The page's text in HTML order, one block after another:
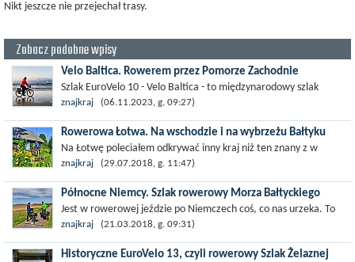
Nikt jeszcze nie przejechał trasy.
Zobacz podobne wpisy
Velo Baltica. Rowerem przez Pomorze Zachodnie
Szlak EuroVelo 10 - Velo Baltica - to międzynarodowy szlak
rowerowy biegnący wzdłuż wybrzeża Morza Bałtyckiego, a
jednym z dwóch...
znajkraj (06.11.2023, g. 09:27)
Rowerowa Łotwa. Na wschodzie i na wybrzeżu Bałtyku
Na Łotwę poleciałem odkrywać inny kraj niż ten znany z w
Polsce z powodu dawnych postkomunistycznych stereotypów.
Dzisiaj Łotwa ma...
znajkraj (29.07.2018, g. 11:47)
Północne Niemcy. Szlak rowerowy Morza Bałtyckiego
Jest w rowerowej jeździe po Niemczech coś, co nas urzeka. To
poczucie harmonii, które trafia dokładnie w nasze charaktery i
rowerowe...
znajkraj (21.03.2018, g. 09:31)
Historyczne EuroVelo 13, czyli rowerowy Szlak Żelaznej